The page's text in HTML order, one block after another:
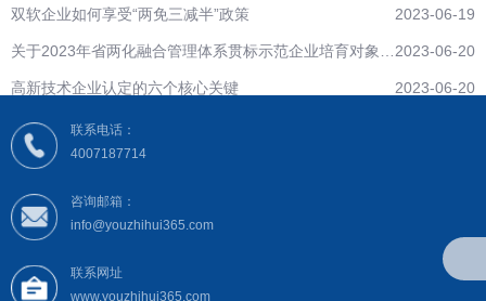
2023-06-19
双软企业如何享受“两免三减半”政策
2023-06-20
关于2023年省两化融合管理体系贯标示范企业培育对象拟
2023-06-20
高新技术企业认定的六个核心关键
联系电话：
4007187714
咨询邮箱：
info@youzhihui365.com
联系网址
www.youzhihui365.com